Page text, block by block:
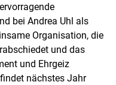
bei Andrea Uhl als
Organisation, die
und das
und Ehrgeiz
nächstes Jahr